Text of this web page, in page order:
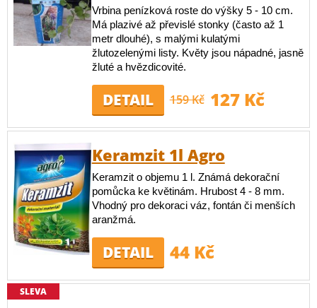
Vrbina penízková roste do výšky 5 - 10 cm.
Má plazivé až převislé stonky (často až 1
metr dlouhé), s malými kulatými
žlutozelenými listy. Květy jsou nápadné, jasně
žluté a hvězdicovité.
DETAIL 159 Kč 127 Kč
Keramzit 1l Agro
Keramzit o objemu 1 l. Známá dekorační
pomůcka ke květinám. Hrubost 4 - 8 mm.
Vhodný pro dekoraci váz, fontán či menších
aranžmá.
DETAIL 44 Kč
SLEVA